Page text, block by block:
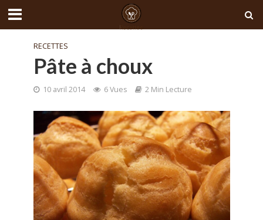
RECETTES
Pâte à choux
10 avril 2014 6 Vues 2 Min Lecture